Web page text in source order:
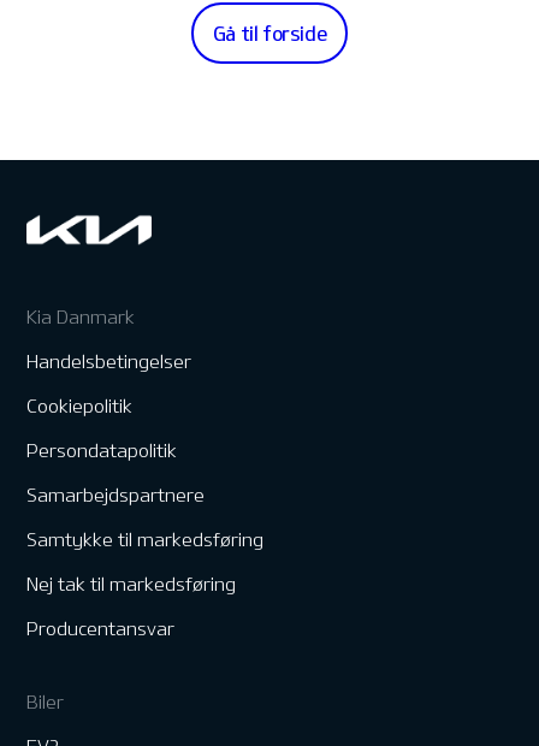
Gå til forside
Kia Danmark
Handelsbetingelser
Cookiepolitik
Persondatapolitik
Samarbejdspartnere
Samtykke til markedsføring
Nej tak til markedsføring
Producentansvar
Biler